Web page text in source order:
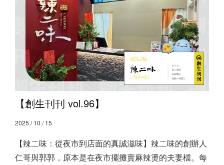
【創生刊刊 vol.96】
2025 / 10 / 15
【辣二味：從夜市到店面的真誠滋味】 ​ 辣二味的創辦人
仁哥與郭郭，原本是在夜市擺攤賣麻辣燙的夫妻檔。每